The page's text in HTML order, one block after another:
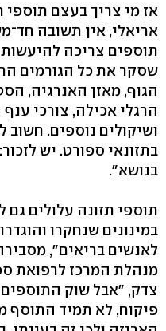
אז מי צריך בעצם תוספי
אריאלי, אין תשובה
תוספים צריכה
שסקר את כל הגורמים
הגוף, מאזן האנרגיה,
הרגלי אכילה, צורכי
ושיקולים נוספים. חשוב
בתזונאי ספורט. יש
בנושא".
תוספי תזונה עלולים
במינונים שנחקרו
לאנשים בריאים",
מנהלת המרכז לרפואת
צדק, "אבל שוק התוספים
פיקוח, לא תמיד התוסף